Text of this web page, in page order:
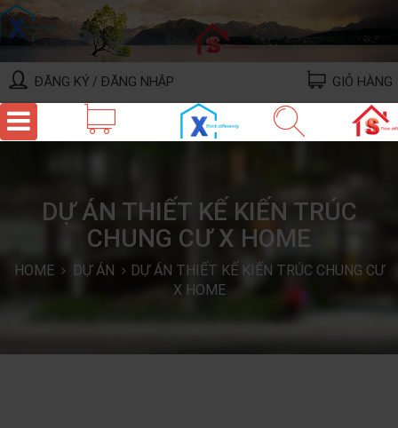
ĐĂNG KÝ / ĐĂNG NHẬP GIỎ HÀNG
DỰ ÁN THIẾT KẾ KIẾN TRÚC
CHUNG CƯ X HOME
HOME DỰ ÁN
DỰ ÁN THIẾT KẾ KIẾN TRÚC CHUNG CƯ
X HOME